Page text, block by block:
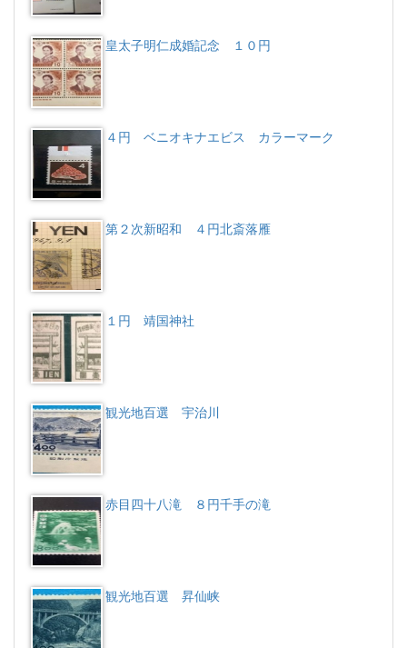
皇太子明仁成婚記念 １０円
４円 ベニオキナエビス カラーマーク
第２次新昭和 ４円北斎落雁
１円 靖国神社
観光地百選 宇治川
赤目四十八滝 ８円千手の滝
観光地百選 昇仙峡